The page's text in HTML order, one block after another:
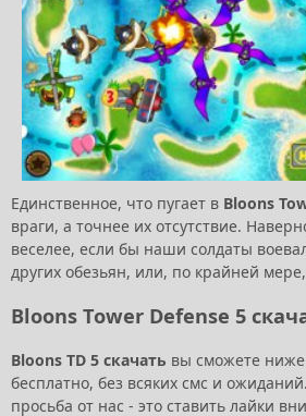
Единственное, что пугает в Bloons
враги, а точнее их отсутствие.
веселее, если бы наши солдаты
других обезьян, или, по крайней
Bloons Tower Defense 5
Bloons TD 5 скачать вы сможете
бесплатно, без всяких смс и
просьба от нас - это ставить лайки